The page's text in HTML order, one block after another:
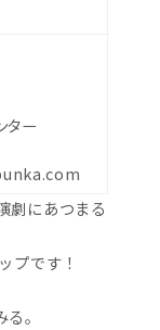
ター
にあつまる
プです！
。